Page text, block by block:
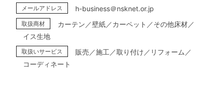
メールアドレス h-business＠nsknet.or.jp
取扱商材
カーテン／壁紙／カーペット／その他床材／
イス生地
取扱いサービス
販売／施工／取り付け／リフォーム／
コーディネート